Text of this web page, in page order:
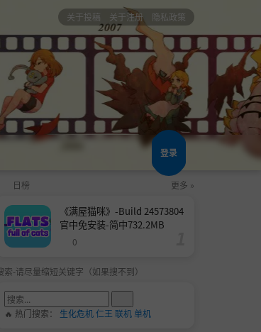
关于投稿 关于注册 隐私政策
登录
日榜 更多 »
《满屋猫咪》-Build 24573804
官中免安装-简中732.2MB
0
索-请尽量缩短关键字（如果搜不到）
🔥 热门搜索： 生化危机仁王 联机单机